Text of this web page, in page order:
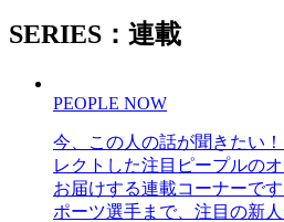
SERIES：連載
PEOPLE NOW
今、この人の話が聞きたい
レクトした注目ピープルの
お届けする連載コーナーで
ポーツ選手まで、注目の新